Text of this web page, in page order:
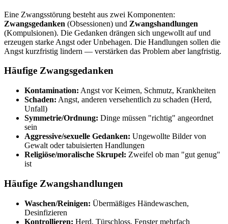
Eine Zwangsstörung besteht aus zwei Komponenten:
Zwangsgedanken (Obsessionen) und Zwangshandlungen
(Kompulsionen). Die Gedanken drängen sich ungewollt auf und
erzeugen starke Angst oder Unbehagen. Die Handlungen sollen die
Angst kurzfristig lindern — verstärken das Problem aber langfristig.
Häufige Zwangsgedanken
Kontamination: Angst vor Keimen, Schmutz, Krankheiten
Schaden: Angst, anderen versehentlich zu schaden (Herd,
Unfall)
Symmetrie/Ordnung: Dinge müssen "richtig" angeordnet
sein
Aggressive/sexuelle Gedanken: Ungewollte Bilder von
Gewalt oder tabuisierten Handlungen
Religiöse/moralische Skrupel: Zweifel ob man "gut genug"
ist
Häufige Zwangshandlungen
Waschen/Reinigen: Übermäßiges Händewaschen,
Desinfizieren
Kontrollieren: Herd, Türschloss, Fenster mehrfach